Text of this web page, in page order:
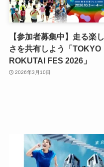
【参加者募集中】走る楽し
さを共有しよう「TOKYO
ROKUTAI FES 2026」
2026年3月10日